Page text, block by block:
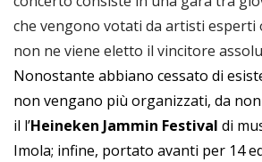
che vengono votati da artisti esperti
non ne viene eletto il vincitore
Nonostante abbiano cessato di
non vengano più organizzati, da
il l’Heineken Jammin Festival di
Imola; infine, portato avanti per 14